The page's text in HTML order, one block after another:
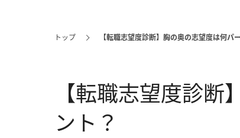
トップ 【転職志望度診断】胸の奥の志望度は何パ
【転職志望度診
ント？